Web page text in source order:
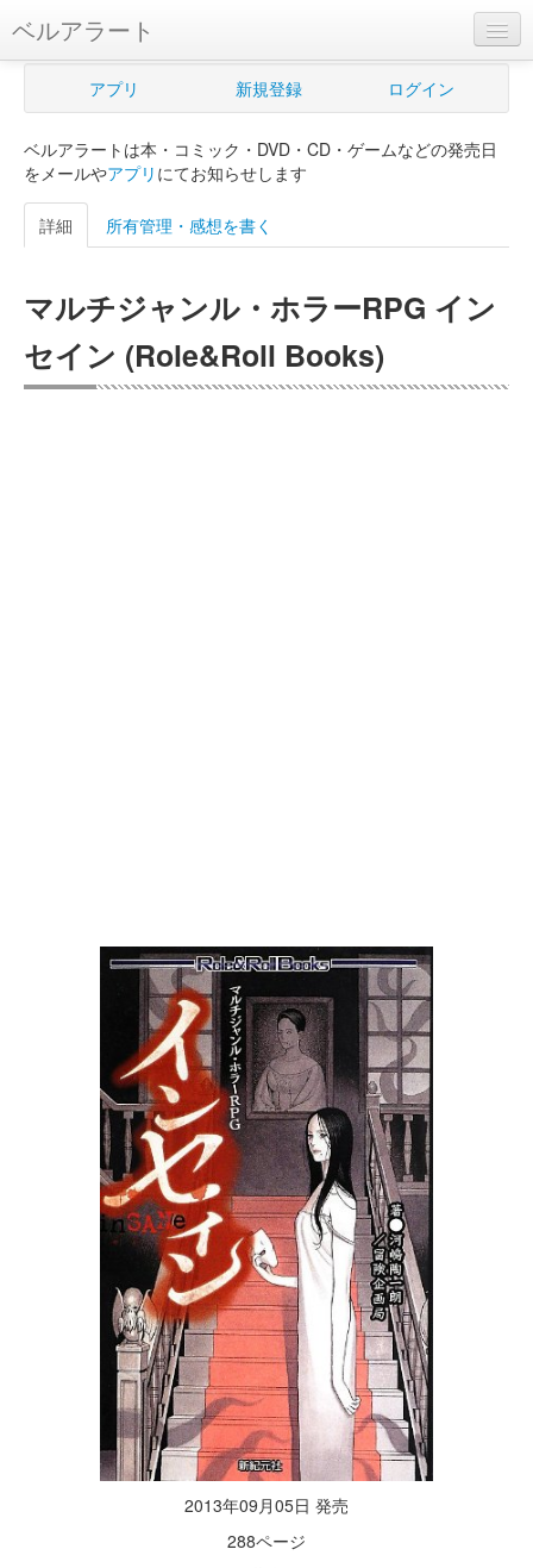
ベルアラート
ベルアラートとは
新規登録
ログイン
購入管理
Myシェルフ
アプリ 新規登録 ログイン
ベルアラートは本・コミック・DVD・CD・ゲームなどの発売日
をメールやアプリ にてお知らせします
詳細 所有管理・感想を書く
マルチジャンル・ホラーRPG イン
セイン (Role&Roll Books)
2013年09月05日 発売
288ページ